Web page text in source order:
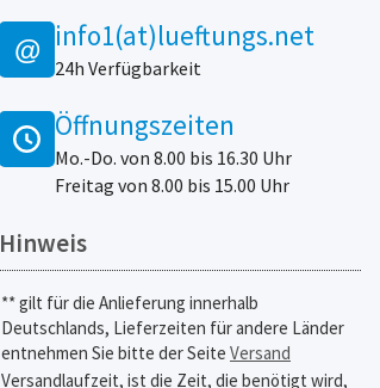
@ info1(at)lueftungs.net
24h Verfügbarkeit
Öffnungszeiten
Mo.-Do. von 8.00 bis 16.30 Uhr
Freitag von 8.00 bis 15.00 Uhr
Hinweis
** gilt für die Anlieferung innerhalb
Deutschlands, Lieferzeiten für andere Länder
entnehmen Sie bitte der Seite Versand
Versandlaufzeit, ist die Zeit, die benötigt wird,